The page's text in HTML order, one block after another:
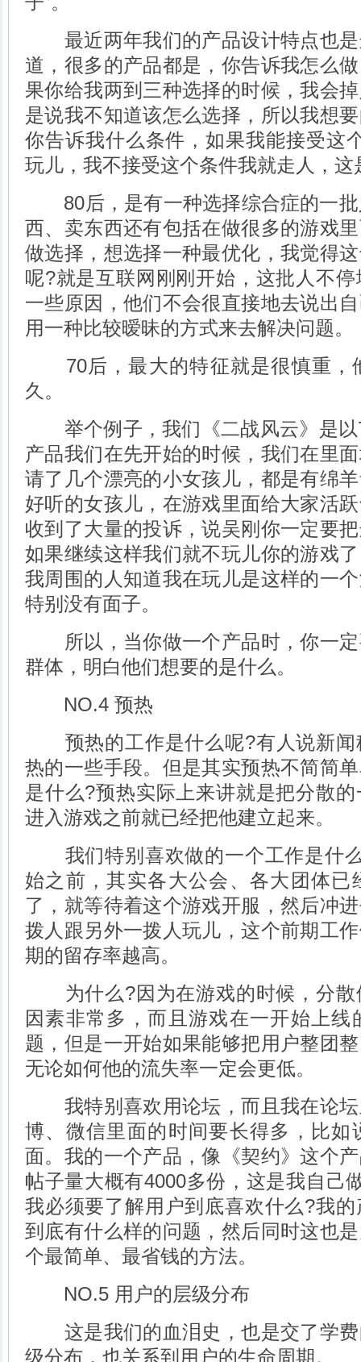
最近两年我们的产品设计特点也是
道，很多的产品都是，你告诉我怎么
果你给我两到三种选择的时候，我会
是说我不知道该怎么选择，所以我想
你告诉我什么条件，如果我能接受这
玩儿，我不接受这个条件我就走人，
80后，是有一种选择综合症的一批
西、卖东西还有包括在做很多的游戏
做选择，想选择一种最优化，我觉得
呢?就是互联网刚刚开始，这批人不
一些原因，他们不会很直接地去说出
用一种比较暧昧的方式来去解决问题。
70后，最大的特征就是很慎重，
久。
举个例子，我们《二战风云》是以
产品我们在先开始的时候，我们在里
请了几个漂亮的小女孩儿，都是有绵
好听的女孩儿，在游戏里面给大家活
收到了大量的投诉，说吴刚你一定要
如果继续这样我们就不玩儿你的游戏
我周围的人知道我在玩儿是这样的一
特别没有面子。
所以，当你做一个产品时，你一定
群体，明白他们想要的是什么。
NO.4 预热
预热的工作是什么呢?有人说新闻
热的一些手段。但是其实预热不简简
是什么?预热实际上来讲就是把分散
进入游戏之前就已经把他建立起来。
我们特别喜欢做的一个工作是什
始之前，其实各大公会、各大团体已
了，就等待着这个游戏开服，然后冲
拨人跟另外一拨人玩儿，这个前期工
期的留存率越高。
为什么?因为在游戏的时候，分散
因素非常多，而且游戏在一开始上线
题，但是一开始如果能够把用户整团
无论如何他的流失率一定会更低。
我特别喜欢用论坛，而且我在论坛
博、微信里面的时间要长得多，比如
面。我的一个产品，像《契约》这个
帖子量大概有4000多份，这是我自己
我必须要了解用户到底喜欢什么?我
到底有什么样的问题，然后同时这也
个最简单、最省钱的方法。
NO.5 用户的层级分布
这是我们的血泪史，也是交了学费
级分布，也关系到用户的生命周期。